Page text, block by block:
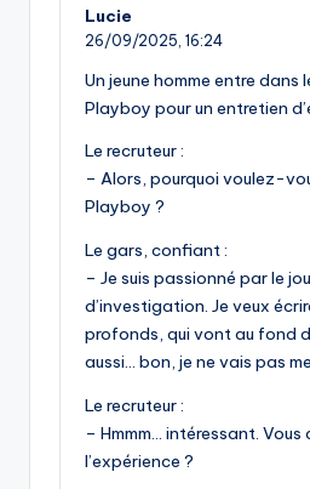
Lucie
26/09/2025, 16:24
Un jeune homme entre dans
Playboy pour un entretien
Le recruteur :
– Alors, pourquoi voulez-
Playboy ?
Le gars, confiant :
– Je suis passionné par le
d’investigation. Je veux
profonds, qui vont au fond
aussi… bon, je ne vais pas
Le recruteur :
– Hmmm… intéressant. Vous
l’expérience ?